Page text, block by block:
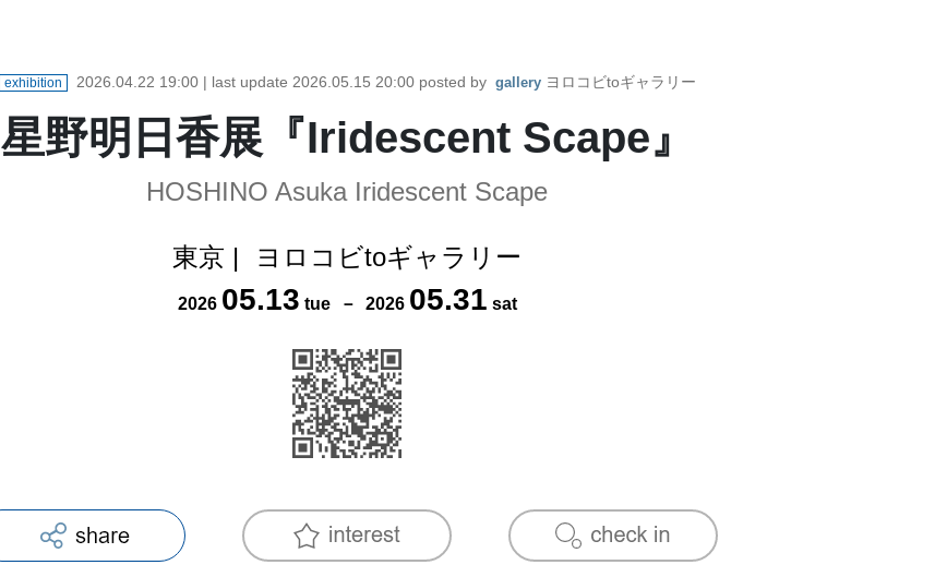
exhibition 2026.04.22 19:00| last update 2026.05.15 20:00posted by gallery ヨロコビtoギャラリー
星野明日香展『Iridescent Scape』
HOSHINO Asuka Iridescent Scape
東京 | ヨロコビtoギャラリー
2026 05.13 tue－ 2026 05.31 sat